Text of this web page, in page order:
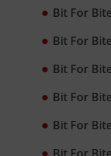
Bit For
Bit For
Bit For
Bit For
Bit For